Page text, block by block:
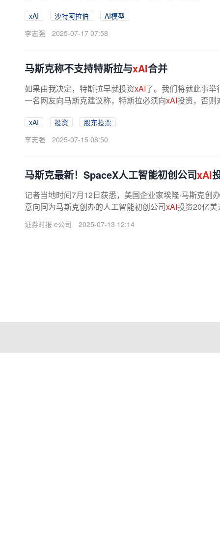
xAI 沙特阿拉伯
AI模型
李志强
2025-07-17 07:58
马斯克称不支持特斯拉与xAI合并
如果由我决定，特斯拉早就投资xAI了。我们将就此事
一名网友向马斯克建议称，特斯拉必须向xAI投资，否则
xAI 投资
股东投票
李志强
2025-07-15 08:50
马斯克最新！SpaceX人工智能初创公司xAI
记者当地时间7月12日获悉，美国企业家埃隆·马斯克创
意向同为马斯克创办的人工智能初创公司xAI投资20亿
X最大的外部投资之一，占
证券时报·e公司 2025-07-13 12:14